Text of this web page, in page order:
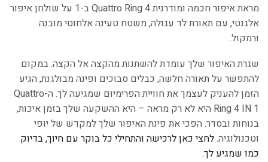
מראת איפור חכמה ומודרנית Quattro Ring 4 ב-1 על שולחן איפור
אלגנטי, עם תאורת לד עגולה, משטח טעינה אלחוטי מובנה
ורמקול.
שגרת האיפור שלך עומדת להשתנות מהקצה אל הקצה. במקום
להתפשר על תאורה חלשה, כבלים סבוכים ופינה מבולגנת, הגיע
הזמן להעניק לעצמך את חוויית הפרימיום שמגיעה לך. ה-Quattro
Ring 4 IN 1 היא לא רק מראה – היא ההשקעה שלך בזמן איכות,
בנוחות ובסדר. הפכי את פינת האיפור שלך למקדש של יופי
וטכנולוגיה.לחצי כאן לרכישה והתחילי כל בוקר עם חיוך, בדיוק
כמו שמגיע לך.